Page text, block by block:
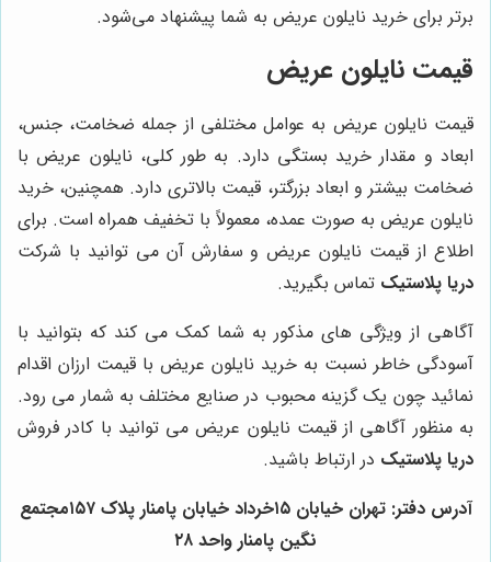
برتر برای خرید نایلون عریض به شما پیشنهاد می‌شود.
قیمت نایلون عریض
قیمت نایلون عریض به عوامل مختلفی از جمله ضخامت، جنس،
ابعاد و مقدار خرید بستگی دارد. به طور کلی، نایلون عریض با
ضخامت بیشتر و ابعاد بزرگتر، قیمت بالاتری دارد. همچنین، خرید
نایلون عریض به صورت عمده، معمولاً با تخفیف همراه است. برای
اطلاع از قیمت نایلون عریض و سفارش آن می توانید با شرکت
دریا پلاستیک تماس بگیرید.
آگاهی از ویژگی های مذکور به شما کمک می کند که بتوانید با
آسودگی خاطر نسبت به خرید نایلون عریض با قیمت ارزان اقدام
نمائید چون یک گزینه محبوب در صنایع مختلف به شمار می رود.
به منظور آگاهی از قیمت نایلون عریض می توانید با کادر فروش
دریا پلاستیک در ارتباط باشید.
آدرس دفتر: تهران خیابان ۱۵خرداد خیابان پامنار پلاک ۱۵۷مجتمع
نگین پامنار واحد ۲۸